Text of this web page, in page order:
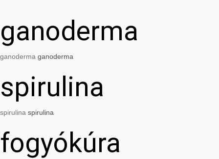
ganoderma
ganoderma ganoderma
spirulina
spirulina spirulina
fogyókúra